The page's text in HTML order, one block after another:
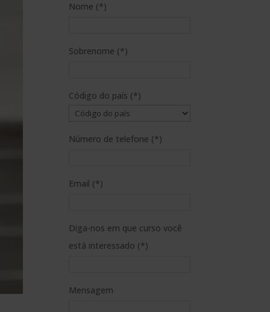
Nome (*)
Sobrenome (*)
Código do país (*)
Número de telefone (*)
Email (*)
Diga-nos em que curso você
está interessado (*)
Mensagem